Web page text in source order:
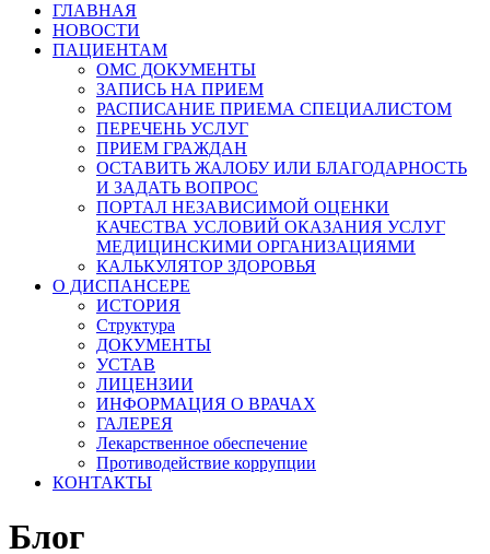
ГЛАВНАЯ
НОВОСТИ
ПАЦИЕНТАМ
ОМС ДОКУМЕНТЫ
ЗАПИСЬ НА ПРИЕМ
РАСПИСАНИЕ ПРИЕМА СПЕЦИАЛИСТОМ
ПЕРЕЧЕНЬ УСЛУГ
ПРИЕМ ГРАЖДАН
ОСТАВИТЬ ЖАЛОБУ ИЛИ БЛАГОДАРНОСТЬ
И ЗАДАТЬ ВОПРОС
ПОРТАЛ НЕЗАВИСИМОЙ ОЦЕНКИ
КАЧЕСТВА УСЛОВИЙ ОКАЗАНИЯ УСЛУГ
МЕДИЦИНСКИМИ ОРГАНИЗАЦИЯМИ
КАЛЬКУЛЯТОР ЗДОРОВЬЯ
О ДИСПАНСЕРЕ
ИСТОРИЯ
Структура
ДОКУМЕНТЫ
УСТАВ
ЛИЦЕНЗИИ
ИНФОРМАЦИЯ О ВРАЧАХ
ГАЛЕРЕЯ
Лекарственное обеспечение
Противодействие коррупции
КОНТАКТЫ
Блог